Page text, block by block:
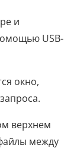
и
USB-
окно,
верхнем
между